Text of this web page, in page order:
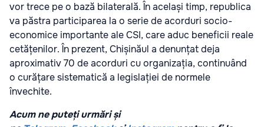
vor trece pe o bază bilaterală. În același timp, republica
va păstra participarea la o serie de acorduri socio-
economice importante ale CSI, care aduc beneficii reale
cetățenilor. În prezent, Chișinăul a denunțat deja
aproximativ 70 de acorduri cu organizația, continuând
o curățare sistematică a legislației de normele
învechite.
Acum ne puteți urmări și